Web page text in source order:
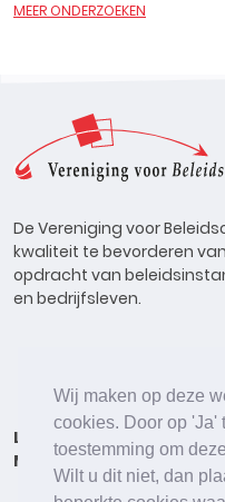
Wij maken op deze
cookies. Door op 'Ja'
toestemming om
Wilt u dit niet, dan
MEER ONDERZOEKEN
De Vereniging voor
kwaliteit te bevorderen
opdracht van
en bedrijfsleven.
Lid worden Onderzoeken
Meldpunt